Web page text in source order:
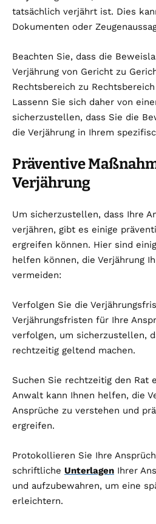
tatsächlich verjährt ist. Dies
Dokumenten oder
Beachten Sie, dass die
Verjährung von Gericht zu
Rechtsbereich zu
Lassenn Sie sich daher von
sicherzustellen, dass Sie die
die Verjährung in Ihrem
Präventive
Verjährung
Um sicherzustellen, dass Ihre
verjähren, gibt es einige
ergreifen können. Hier sind
helfen können, die Verjährung
vermeiden:
Verfolgen Sie die
Verjährungsfristen für Ihre
verfolgen, um sicherzustellen,
rechtzeitig geltend machen.
Suchen Sie rechtzeitig den Rat
Anwalt kann Ihnen helfen, die
Ansprüche zu verstehen und
ergreifen.
Protokollieren Sie Ihre
schriftliche Unterlagen Ihrer
und aufzubewahren, um eine
erleichtern.